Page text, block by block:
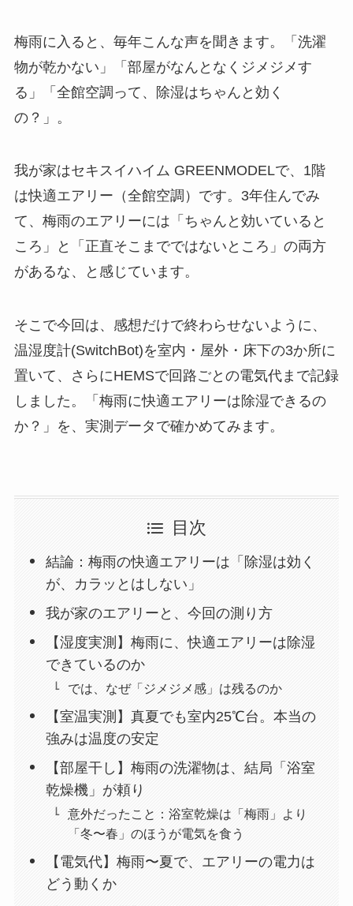
梅雨に入ると、毎年こんな声を聞きます。「洗濯
物が乾かない」「部屋がなんとなくジメジメす
る」「全館空調って、除湿はちゃんと効く
の？」。
我が家はセキスイハイム GREENMODELで、1階
は快適エアリー（全館空調）です。3年住んでみ
て、梅雨のエアリーには「ちゃんと効いていると
ころ」と「正直そこまでではないところ」の両方
があるな、と感じています。
そこで今回は、感想だけで終わらせないように、
温湿度計(SwitchBot)を室内・屋外・床下の3か所に
置いて、さらにHEMSで回路ごとの電気代まで記録
しました。「梅雨に快適エアリーは除湿できるの
か？」を、実測データで確かめてみます。
目次
結論：梅雨の快適エアリーは「除湿は効く
が、カラッとはしない」
我が家のエアリーと、今回の測り方
【湿度実測】梅雨に、快適エアリーは除湿
できているのか
では、なぜ「ジメジメ感」は残るのか
【室温実測】真夏でも室内25℃台。本当の
強みは温度の安定
【部屋干し】梅雨の洗濯物は、結局「浴室
乾燥機」が頼り
意外だったこと：浴室乾燥は「梅雨」より
「冬〜春」のほうが電気を食う
【電気代】梅雨〜夏で、エアリーの電力は
どう動くか